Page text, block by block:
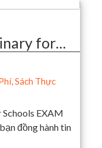
for…
,Sách Thực
EXAM
đồng hành tin